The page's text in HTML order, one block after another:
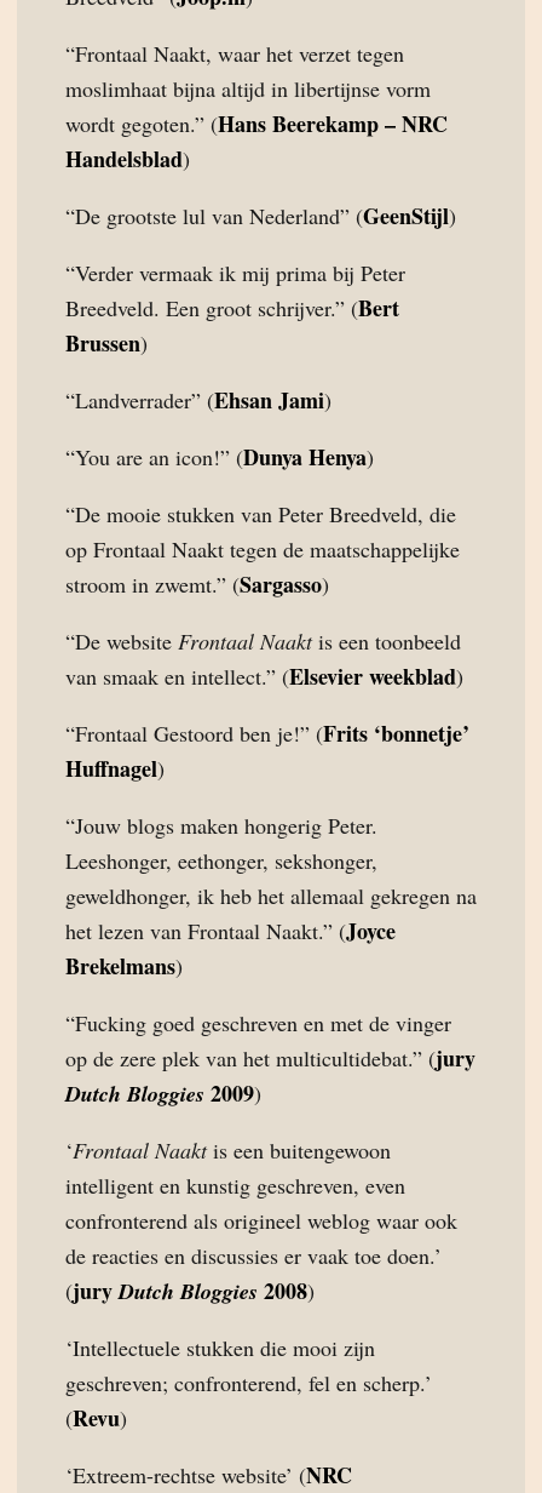
“Frontaal Naakt, waar het verzet tegen
moslimhaat bijna altijd in libertijnse vorm
wordt gegoten.” (Hans Beerekamp – NRC
Handelsblad)
“De grootste lul van Nederland” (GeenStijl)
“Verder vermaak ik mij prima bij Peter
Breedveld. Een groot schrijver.” (Bert
Brussen)
“Landverrader” (Ehsan Jami)
“You are an icon!” (Dunya Henya)
“De mooie stukken van Peter Breedveld, die
op Frontaal Naakt tegen de maatschappelijke
stroom in zwemt.” (Sargasso)
“De website Frontaal Naaktis een toonbeeld
van smaak en intellect.” (Elsevier weekblad)
“Frontaal Gestoord ben je!” (Frits ‘bonnetje’
Huffnagel)
“Jouw blogs maken hongerig Peter.
Leeshonger, eethonger, sekshonger,
geweldhonger, ik heb het allemaal gekregen na
het lezen van Frontaal Naakt.” (Joyce
Brekelmans)
“Fucking goed geschreven en met de vinger
op de zere plek van het multicultidebat.” (jury
Dutch Bloggies 2009)
‘Frontaal Naaktis een buitengewoon
intelligent en kunstig geschreven, even
confronterend als origineel weblog waar ook
de reacties en discussies er vaak toe doen.’
(juryDutch Bloggies 2008)
‘Intellectuele stukken die mooi zijn
geschreven; confronterend, fel en scherp.’
(Revu)
‘Extreem-rechtse website’ (NRC